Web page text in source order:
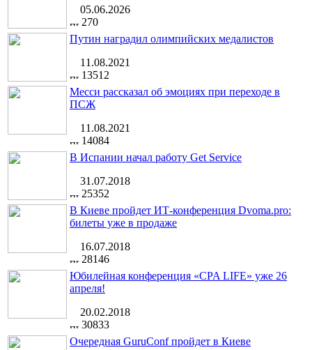
05.06.2026
270
Путин наградил олимпийских медалистов
11.08.2021
13512
Месси рассказал об эмоциях при переходе в
ПСЖ
11.08.2021
14084
В Испании начал работу Get Service
31.07.2018
25352
В Киеве пройдет ИТ-конференция Dvoma.pro:
билеты уже в продаже
16.07.2018
28146
Юбилейная конференция «CPA LIFE» уже 26
апреля!
20.02.2018
30833
Очередная GuruConf пройдет в Киеве